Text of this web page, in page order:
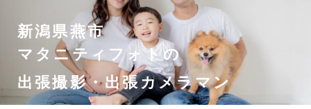
新潟県燕市
マタニティフォトの
出張撮影・出張カメラマン